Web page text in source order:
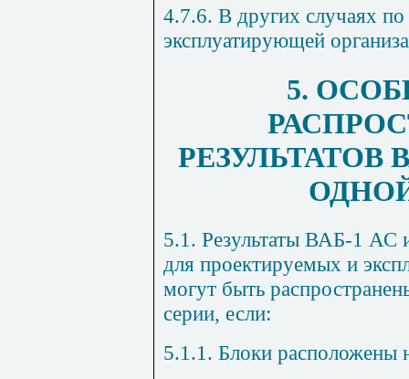
4.7.6. В других случаях
эксплуатирующей
5.
РЕЗУЛЬТАТОВ
5.1. Результаты ВАБ-1
для проектируемых и
могут быть
серии, если:
5.1.1. Блоки